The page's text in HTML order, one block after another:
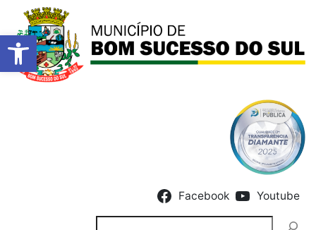
Barra de Ferramentas
Facebook Youtube